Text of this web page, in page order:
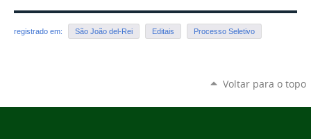
registrado em: São João del-Rei Editais Processo Seletivo
Voltar para o topo